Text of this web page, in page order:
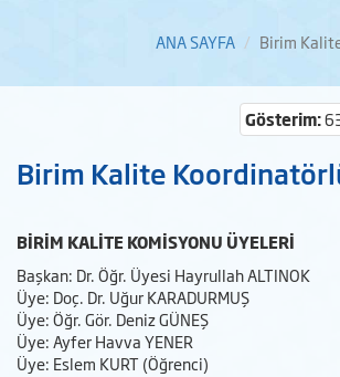
ANA SAYFA Birim
Gösterim:
Birim Kalite
BİRİM KALİTE KOMİSYONU ÜYELERİ
Başkan: Dr. Öğr. Üyesi Hayrullah ALTINOK
Üye: Doç. Dr. Uğur KARADURMUŞ
Üye: Öğr. Gör. Deniz GÜNEŞ
Üye: Ayfer Havva YENER
Üye: Eslem KURT (Öğrenci)